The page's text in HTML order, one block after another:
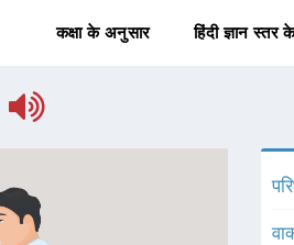
कक्षा के अनुसार हिंदी ज्ञान